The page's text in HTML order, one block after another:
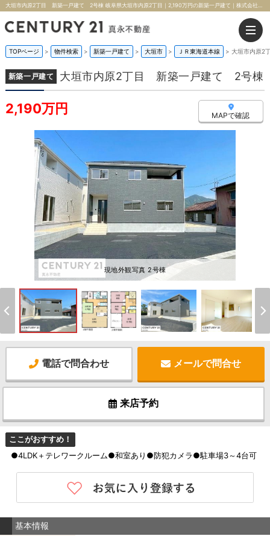
TOPページ > 物件検索 > 新築一戸建て > 大垣市 > ＪＲ東海道本線 > 大垣市内原
新築一戸建て 大垣市内原2丁目 新築一戸建て 2号棟
2,190万円 MAPで確認
現地外観写真 2号棟
電話で問合わせ メールで問合せ
来店予約
ここがおすすめ！
●4LDK＋テレワークルーム●和室あり●防犯カメラ●駐車場3～4台可
基本情報